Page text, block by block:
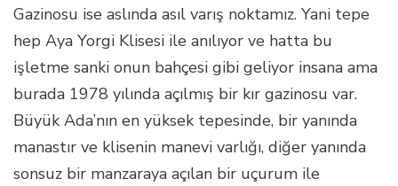
Gazinosu ise aslında asıl varış noktamız. Yani tepe
hep Aya Yorgi Klisesi ile anılıyor ve hatta bu
işletme sanki onun bahçesi gibi geliyor insana ama
burada 1978 yılında açılmış bir kır gazinosu var.
Büyük Ada’nın en yüksek tepesinde, bir yanında
manastır ve klisenin manevi varlığı, diğer yanında
sonsuz bir manzaraya açılan bir uçurum ile